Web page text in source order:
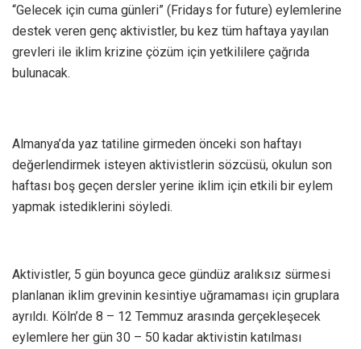
“Gelecek için cuma günleri” (Fridays for future) eylemlerine
destek veren genç aktivistler, bu kez tüm haftaya yayılan
grevleri ile iklim krizine çözüm için yetkililere çağrıda
bulunacak.
Almanya’da yaz tatiline girmeden önceki son haftayı
değerlendirmek isteyen aktivistlerin sözcüsü, okulun son
haftası boş geçen dersler yerine iklim için etkili bir eylem
yapmak istediklerini söyledi.
Aktivistler, 5 gün boyunca gece gündüz aralıksız sürmesi
planlanan iklim grevinin kesintiye uğramaması için gruplara
ayrıldı. Köln’de 8 – 12 Temmuz arasında gerçekleşecek
eylemlere her gün 30 – 50 kadar aktivistin katılması